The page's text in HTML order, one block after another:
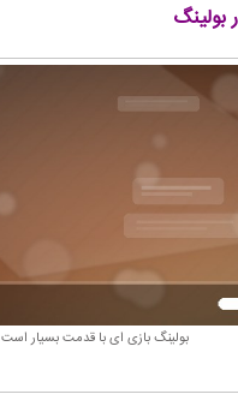
بولینگ
بولینگ بازی ‌ای با قدمت بسیار است